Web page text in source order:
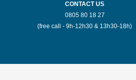
CONTACT US
0805 80 18 27
(free call - 9h-12h30 & 13h30-18h)